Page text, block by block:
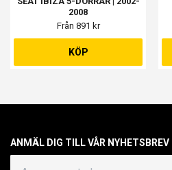
2008
Från 891 kr
KÖP
ANMÄL DIG TILL VÅR NYHETSBREV